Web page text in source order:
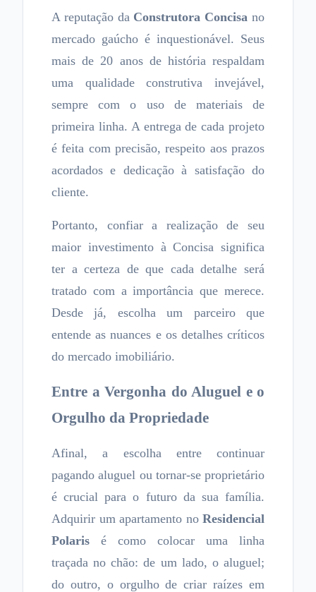
A reputação da Construtora Concisa no
mercado gaúcho é inquestionável. Seus
mais de 20 anos de história respaldam
uma qualidade construtiva invejável,
sempre com o uso de materiais de
primeira linha. A entrega de cada projeto
é feita com precisão, respeito aos prazos
acordados e dedicação à satisfação do
cliente.
Portanto, confiar a realização de seu
maior investimento à Concisa significa
ter a certeza de que cada detalhe será
tratado com a importância que merece.
Desde já, escolha um parceiro que
entende as nuances e os detalhes críticos
do mercado imobiliário.
Entre a Vergonha do Aluguel e o
Orgulho da Propriedade
Afinal, a escolha entre continuar
pagando aluguel ou tornar-se proprietário
é crucial para o futuro da sua família.
Adquirir um apartamento no Residencial
Polaris é como colocar uma linha
traçada no chão: de um lado, o aluguel;
do outro, o orgulho de criar raízes em